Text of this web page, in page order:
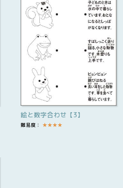
絵と数字合わせ【3】
難易度： ★★★★